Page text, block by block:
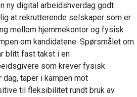
ny digital arbeidshverdag godt
at rekrutterende selskaper som er
mellom hjemmekontor og fysisk
om kandidatene. Spørsmålet om
blitt fast takst i en
som krever fysisk
taper i kampen mot
til fleksibilitet rundt bruk av